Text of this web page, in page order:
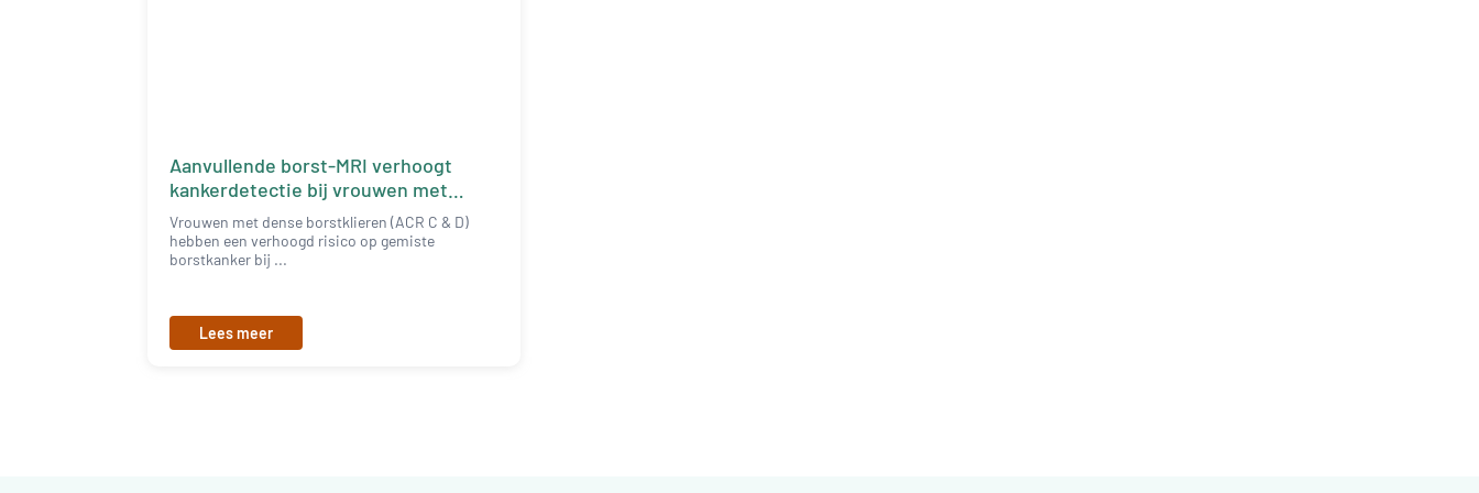
Aanvullende borst-MRI verhoogt
kankerdetectie bij vrouwen met
dense borsten
Vrouwen met dense borstklieren (ACR C & D)
hebben een verhoogd risico op gemiste
borstkanker bij ...
Lees meer